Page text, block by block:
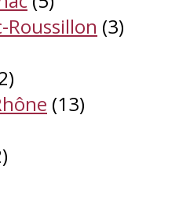
Roussillon (3)
(13)